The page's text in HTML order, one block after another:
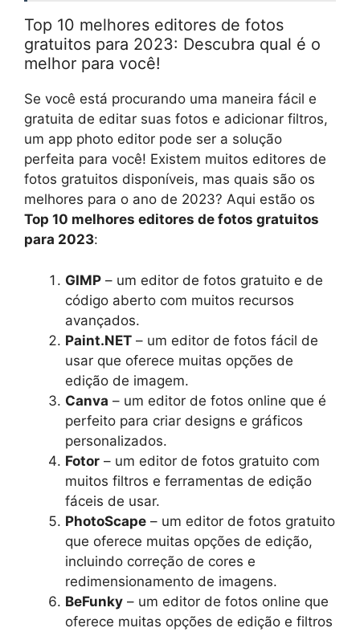
Top 10 melhores editores de fotos
gratuitos para 2023: Descubra qual é o
melhor para você!
Se você está procurando uma maneira fácil e
gratuita de editar suas fotos e adicionar filtros,
um app photo editor pode ser a solução
perfeita para você! Existem muitos editores de
fotos gratuitos disponíveis, mas quais são os
melhores para o ano de 2023? Aqui estão os
Top 10 melhores editores de fotos gratuitos
para 2023:
GIMP – um editor de fotos gratuito e de
código aberto com muitos recursos
avançados.
Paint.NET – um editor de fotos fácil de
usar que oferece muitas opções de
edição de imagem.
Canva – um editor de fotos online que é
perfeito para criar designs e gráficos
personalizados.
Fotor – um editor de fotos gratuito com
muitos filtros e ferramentas de edição
fáceis de usar.
PhotoScape – um editor de fotos gratuito
que oferece muitas opções de edição,
incluindo correção de cores e
redimensionamento de imagens.
BeFunky – um editor de fotos online que
oferece muitas opções de edição e filtros